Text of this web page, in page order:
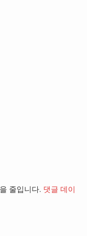
줄입니다. 댓글 데이